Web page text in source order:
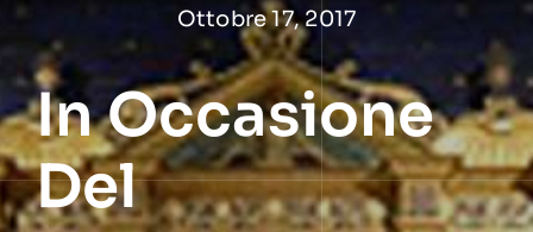
Ottobre 17, 2017
In Occasione
Del